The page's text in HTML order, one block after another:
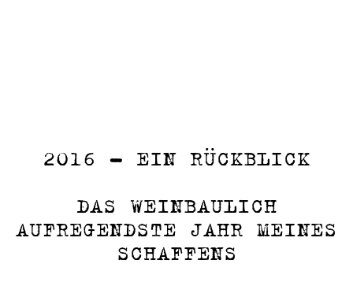
2016 – EIN RÜCKBLICK
DAS WEINBAULICH
AUFREGENDSTE JAHR MEINES
SCHAFFENS